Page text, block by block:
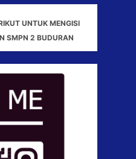
UNTUK MENGISI
SMPN 2 BUDURAN